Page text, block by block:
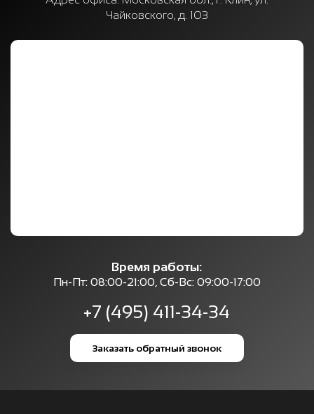
Чайковского, д. 103
Время работы:
Пн-Пт: 08:00-21:00, Сб-Вс: 09:00-17:00
+7 (495) 411-34-34
Заказать обратный звонок